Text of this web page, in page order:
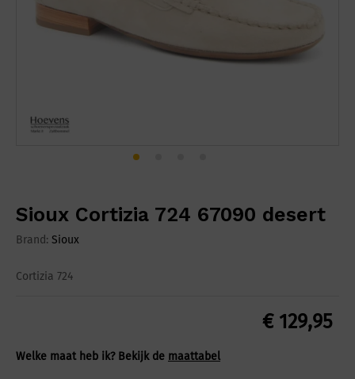
Sioux Cortizia 724 67090 desert
Brand: Sioux
Cortizia 724
€129,95
Welke maat heb ik? Bekijk de maattabel